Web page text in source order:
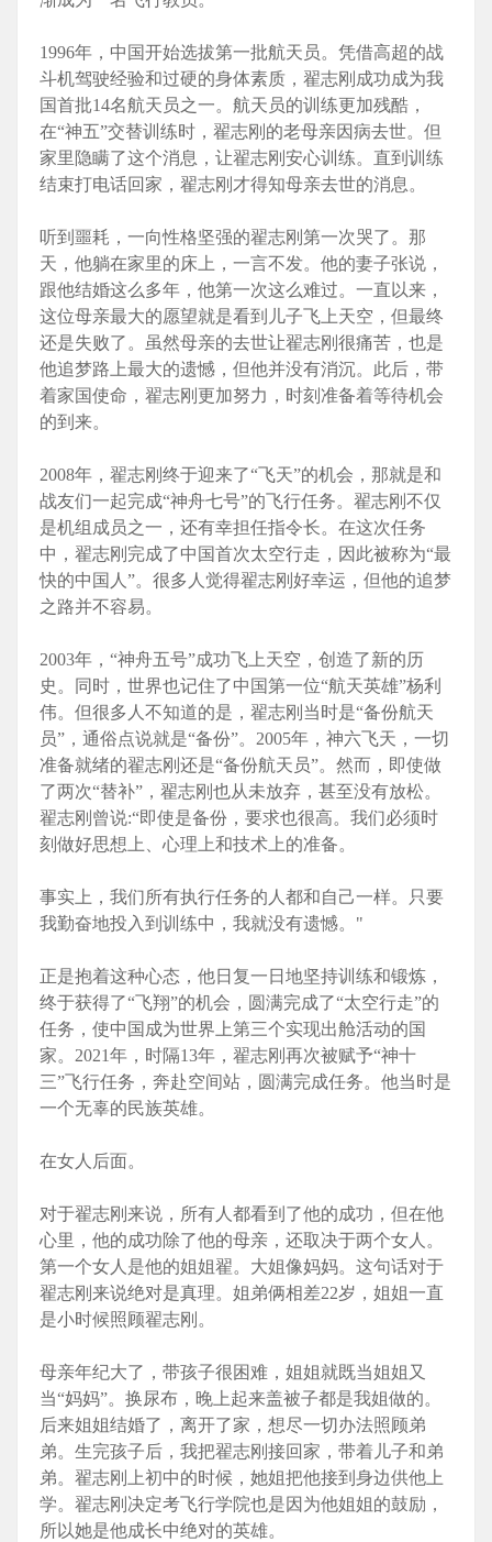
1996年，中国开始选拔第一批航天员。凭借高超的战
斗机驾驶经验和过硬的身体素质，翟志刚成功成为我
国首批14名航天员之一。航天员的训练更加残酷，
在“神五”交替训练时，翟志刚的老母亲因病去世。但
家里隐瞒了这个消息，让翟志刚安心训练。直到训练
结束打电话回家，翟志刚才得知母亲去世的消息。
听到噩耗，一向性格坚强的翟志刚第一次哭了。那
天，他躺在家里的床上，一言不发。他的妻子张说，
跟他结婚这么多年，他第一次这么难过。一直以来，
这位母亲最大的愿望就是看到儿子飞上天空，但最终
还是失败了。虽然母亲的去世让翟志刚很痛苦，也是
他追梦路上最大的遗憾，但他并没有消沉。此后，带
着家国使命，翟志刚更加努力，时刻准备着等待机会
的到来。
2008年，翟志刚终于迎来了“飞天”的机会，那就是和
战友们一起完成“神舟七号”的飞行任务。翟志刚不仅
是机组成员之一，还有幸担任指令长。在这次任务
中，翟志刚完成了中国首次太空行走，因此被称为“最
快的中国人”。很多人觉得翟志刚好幸运，但他的追梦
之路并不容易。
2003年，“神舟五号”成功飞上天空，创造了新的历
史。同时，世界也记住了中国第一位“航天英雄”杨利
伟。但很多人不知道的是，翟志刚当时是“备份航天
员”，通俗点说就是“备份”。2005年，神六飞天，一切
准备就绪的翟志刚还是“备份航天员”。然而，即使做
了两次“替补”，翟志刚也从未放弃，甚至没有放松。
翟志刚曾说:“即使是备份，要求也很高。我们必须时
刻做好思想上、心理上和技术上的准备。
事实上，我们所有执行任务的人都和自己一样。只要
我勤奋地投入到训练中，我就没有遗憾。"
正是抱着这种心态，他日复一日地坚持训练和锻炼，
终于获得了“飞翔”的机会，圆满完成了“太空行走”的
任务，使中国成为世界上第三个实现出舱活动的国
家。2021年，时隔13年，翟志刚再次被赋予“神十
三”飞行任务，奔赴空间站，圆满完成任务。他当时是
一个无辜的民族英雄。
在女人后面。
对于翟志刚来说，所有人都看到了他的成功，但在他
心里，他的成功除了他的母亲，还取决于两个女人。
第一个女人是他的姐姐翟。大姐像妈妈。这句话对于
翟志刚来说绝对是真理。姐弟俩相差22岁，姐姐一直
是小时候照顾翟志刚。
母亲年纪大了，带孩子很困难，姐姐就既当姐姐又
当“妈妈”。换尿布，晚上起来盖被子都是我姐做的。
后来姐姐结婚了，离开了家，想尽一切办法照顾弟
弟。生完孩子后，我把翟志刚接回家，带着儿子和弟
弟。翟志刚上初中的时候，她姐把他接到身边供他上
学。翟志刚决定考飞行学院也是因为他姐姐的鼓励，
所以她是他成长中绝对的英雄。